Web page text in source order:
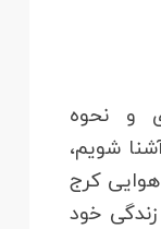
و نحوه
شویم،
کرج
خود